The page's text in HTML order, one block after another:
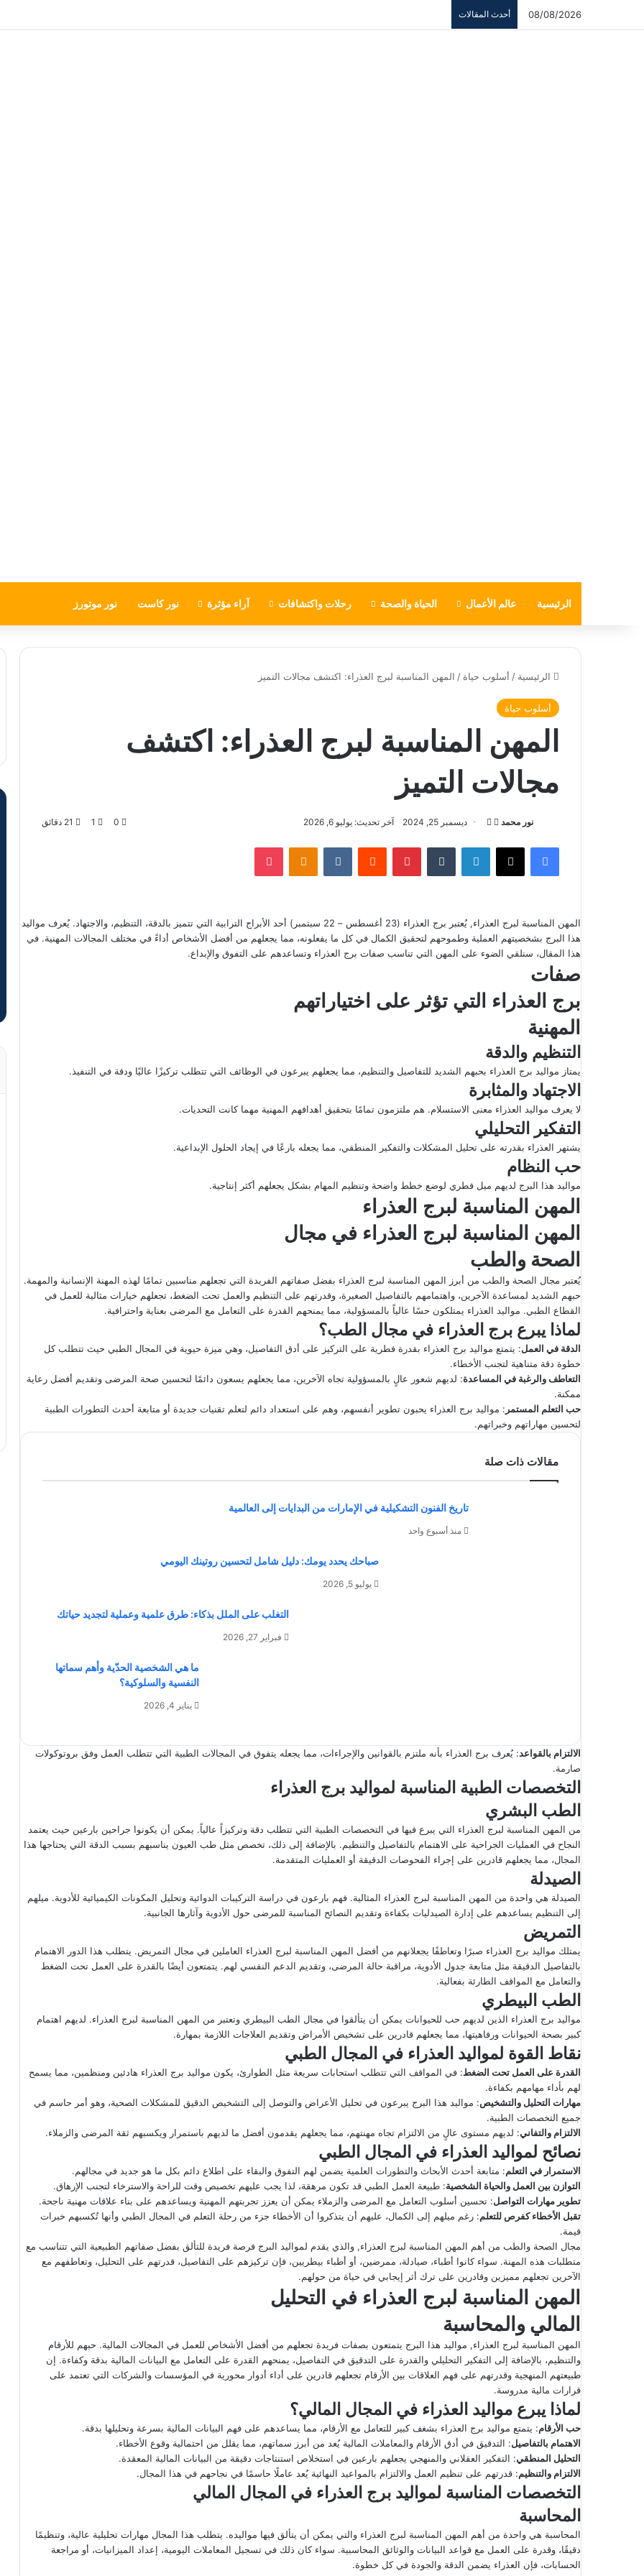
08/08/2026 أحدث المقالات
الرئيسية عالم الأعمال الحياة والصحة رحلات واكتشافات آراء مؤثرة نور كاست نور موتورز
الرئيسية / أسلوب حياة / المهن المناسبة لبرج العذراء: اكتشف مجالات التميز
أسلوب حياة
المهن المناسبة لبرج العذراء: اكتشف
مجالات التميز
نور محمد
ت
ع
ى
X
ل
ي
د
ا
ل
ي
ا
ديسمبر 25, 2024 آخر تحديث: يوليو 6, 2026 0
1
فيسبوك لينكدإن بينتيريست
المهن المناسبة لبرج العذراء, يُعتبر برج العذراء (23 أغسطس – 22 سبتمبر) أحد الأبراج الترابية التي تتميز بالدقة، التنظيم، والاجتهاد. يُعرف مواليد
هذا البرج بشخصيتهم العملية وطموحهم لتحقيق الكمال في كل ما يفعلونه، مما يجعلهم من أفضل الأشخاص أداءً في مختلف المجالات المهنية. في
هذا المقال، سنلقي الضوء على المهن التي تناسب صفات برج العذراء وتساعدهم على التفوق والإبداع.
صفات
برج العذراء التي تؤثر على اختياراتهم
المهنية
التنظيم والدقة
يمتاز مواليد برج العذراء بحبهم الشديد للتفاصيل والتنظيم، مما يجعلهم يبرعون في الوظائف التي تتطلب تركيزًا عاليًا ودقة في التنفيذ.
الاجتهاد والمثابرة
لا يعرف مواليد العذراء معنى الاستسلام. هم ملتزمون تمامًا بتحقيق أهدافهم المهنية مهما كانت التحديات.
التفكير التحليلي
يشتهر العذراء بقدرته على تحليل المشكلات والتفكير المنطقي، مما يجعله بارعًا في إيجاد الحلول الإبداعية.
حب النظام
مواليد هذا البرج لديهم ميل فطري لوضع خطط واضحة وتنظيم المهام بشكل يجعلهم أكثر إنتاجية.
المهن المناسبة لبرج العذراء
المهن المناسبة لبرج العذراء في مجال
الصحة والطب
يُعتبر مجال الصحة والطب من أبرز المهن المناسبة لبرج العذراء بفضل صفاتهم الفريدة التي تجعلهم مناسبين تمامًا لهذه المهنة الإنسانية والمهمة.
حبهم الشديد لمساعدة الآخرين، واهتمامهم بالتفاصيل الصغيرة، وقدرتهم على التنظيم والعمل تحت الضغط، تجعلهم خيارات مثالية للعمل في
القطاع الطبي. مواليد العذراء يمتلكون حسًا عالياً بالمسؤولية، مما يمنحهم القدرة على التعامل مع المرضى بعناية واحترافية.
لماذا يبرع برج العذراء في مجال الطب؟
الدقة في العمل: يتمتع مواليد برج العذراء بقدرة فطرية على التركيز على أدق التفاصيل، وهي ميزة حيوية في المجال الطبي حيث تتطلب كل
خطوة دقة متناهية لتجنب الأخطاء.
التعاطف والرغبة في المساعدة: لديهم شعور عالٍ بالمسؤولية تجاه الآخرين، مما يجعلهم يسعون دائمًا لتحسين صحة المرضى وتقديم أفضل رعاية
ممكنة.
حب التعلم المستمر : مواليد برج العذراء يحبون تطوير أنفسهم، وهم على استعداد دائم لتعلم تقنيات جديدة أو متابعة أحدث التطورات الطبية
لتحسين مهاراتهم وخبراتهم.
مقالات ذات صلة
تاريخ الفنون التشكيلية في الإمارات من البدايات إلى العالمية
منذ أسبوع واحد
صباحك يحدد يومك: دليل شامل لتحسين روتينك اليومي
يوليو 5, 2026
التغلب على الملل بذكاء: طرق علمية وعملية لتجديد حياتك
فبراير 27, 2026
ما هي الشخصية الحدّية وأهم سماتها
النفسية والسلوكية؟
يناير 4, 2026
الالتزام بالقواعد: يُعرف برج العذراء بأنه ملتزم بالقوانين والإجراءات، مما يجعله يتفوق في المجالات الطبية التي تتطلب العمل وفق بروتوكولات
صارمة.
التخصصات الطبية المناسبة لمواليد برج العذراء
الطب البشري
من المهن المناسبة لبرج العذراء التي يبرع فيها في التخصصات الطبية التي تتطلب دقة وتركيزاً عالياً. يمكن أن يكونوا جراحين بارعين حيث يعتمد
النجاح في العمليات الجراحية على الاهتمام بالتفاصيل والتنظيم. بالإضافة إلى ذلك، تخصص مثل طب العيون يناسبهم بسبب الدقة التي يحتاجها هذا
المجال، مما يجعلهم قادرين على إجراء الفحوصات الدقيقة أو العمليات المتقدمة.
الصيدلة
الصيدلة هي واحدة من المهن المناسبة لبرج العذراء المثالية. فهم بارعون في دراسة التركيبات الدوائية وتحليل المكونات الكيميائية للأدوية. ميلهم
إلى التنظيم يساعدهم على إدارة الصيدليات بكفاءة وتقديم النصائح المناسبة للمرضى حول الأدوية وآثارها الجانبية.
التمريض
يمتلك مواليد برج العذراء صبرًا وتعاطفًا يجعلانهم من أفضل المهن المناسبة لبرج العذراء العاملين في مجال التمريض. يتطلب هذا الدور الاهتمام
بالتفاصيل الدقيقة مثل متابعة جدول الأدوية، مراقبة حالة المرضى، وتقديم الدعم النفسي لهم. يتمتعون أيضًا بالقدرة على العمل تحت الضغط
والتعامل مع المواقف الطارئة بفعالية.
الطب البيطري
مواليد برج العذراء الذين لديهم حب للحيوانات يمكن أن يتألقوا في مجال الطب البيطري وتعتبر من المهن المناسبة لبرج العذراء. لديهم اهتمام
كبير بصحة الحيوانات ورفاهيتها، مما يجعلهم قادرين على تشخيص الأمراض وتقديم العلاجات اللازمة بمهارة.
نقاط القوة لمواليد العذراء في المجال الطبي
القدرة على العمل تحت الضغط: في المواقف التي تتطلب استجابات سريعة مثل الطوارئ، يكون مواليد برج العذراء هادئين ومنظمين، مما يسمح
لهم بأداء مهامهم بكفاءة.
مهارات التحليل والتشخيص: مواليد هذا البرج يبرعون في تحليل الأعراض والتوصل إلى التشخيص الدقيق للمشكلات الصحية، وهو أمر حاسم في
جميع التخصصات الطبية.
الالتزام والتفاني: لديهم مستوى عالٍ من الالتزام تجاه مهنتهم، مما يجعلهم يقدمون أفضل ما لديهم باستمرار ويكسبهم ثقة المرضى والزملاء.
نصائح لمواليد العذراء في المجال الطبي
الاستمرار في التعلم: متابعة أحدث الأبحاث والتطورات العلمية يضمن لهم التفوق والبقاء على اطلاع دائم بكل ما هو جديد في مجالهم.
التوازن بين العمل والحياة الشخصية: طبيعة العمل الطبي قد تكون مرهقة، لذا يجب عليهم تخصيص وقت للراحة والاسترخاء لتجنب الإرهاق.
تطوير مهارات التواصل: تحسين أسلوب التعامل مع المرضى والزملاء يمكن أن يعزز تجربتهم المهنية ويساعدهم على بناء علاقات مهنية ناجحة.
تقبل الأخطاء كفرص للتعلم: رغم ميلهم إلى الكمال، عليهم أن يتذكروا أن الأخطاء جزء من رحلة التعلم في المجال الطبي وأنها تُكسبهم خبرات
قيمة.
مجال الصحة والطب من أهم المهن المناسبة لبرج العذراء, والذي يقدم لمواليد البرج فرصة فريدة للتألق بفضل صفاتهم الطبيعية التي تتناسب مع
متطلبات هذه المهنة. سواء كانوا أطباء، صيادلة، ممرضين، أو أطباء بيطريين، فإن تركيزهم على التفاصيل، قدرتهم على التحليل، وتعاطفهم مع
الآخرين تجعلهم مميزين وقادرين على ترك أثر إيجابي في حياة من حولهم.
المهن المناسبة لبرج العذراء في التحليل
المالي والمحاسبة
المهن المناسبة لبرج العذراء, مواليد هذا البرج يتمتعون بصفات فريدة تجعلهم من أفضل الأشخاص للعمل في المجالات المالية. حبهم للأرقام
والتنظيم، بالإضافة إلى التفكير التحليلي والقدرة على التدقيق في التفاصيل، يمنحهم القدرة على التعامل مع البيانات المالية بدقة وكفاءة. إن
طبيعتهم المنهجية وقدرتهم على فهم العلاقات بين الأرقام تجعلهم قادرين على أداء أدوار محورية في المؤسسات والشركات التي تعتمد على
قرارات مالية مدروسة.
لماذا يبرع مواليد العذراء في المجال المالي؟
حب الأرقام: يتمتع مواليد برج العذراء بشغف كبير للتعامل مع الأرقام، مما يساعدهم على فهم البيانات المالية بسرعة وتحليلها بدقة.
الاهتمام بالتفاصيل: التدقيق في أدق الأرقام والمعاملات المالية يُعد من أبرز سماتهم، مما يقلل من احتمالية وقوع الأخطاء.
التحليل المنطقي: التفكير العقلاني والمنهجي يجعلهم بارعين في استخلاص استنتاجات دقيقة من البيانات المالية المعقدة.
الالتزام والتنظيم: قدرتهم على تنظيم العمل والالتزام بالمواعيد النهائية يُعد عاملًا حاسمًا في نجاحهم في هذا المجال.
التخصصات المناسبة لمواليد برج العذراء في المجال المالي
المحاسبة
المحاسبة هي واحدة من أهم المهن المناسبة لبرج العذراء والتي يمكن أن يتألق فيها مواليده. يتطلب هذا المجال مهارات تحليلية عالية، وتنظيمًا
دقيقًا، وقدرة على العمل مع قواعد البيانات والوثائق المحاسبية. سواء كان ذلك في تسجيل المعاملات اليومية، إعداد الميزانيات، أو مراجعة
الحسابات، فإن العذراء يضمن الدقة والجودة في كل خطوة.